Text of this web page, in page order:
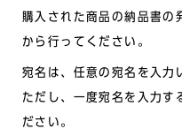
購入された商品の納品書の
から行ってください。
宛名は、任意の宛名を入力
ただし、一度宛名を入力す
ださい。